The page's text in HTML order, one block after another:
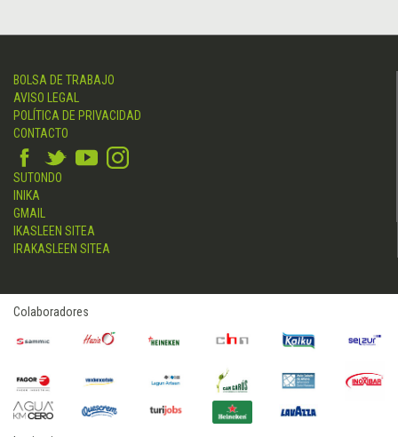
BOLSA DE TRABAJO
AVISO LEGAL
POLÍTICA DE PRIVACIDAD
CONTACTO
SUTONDO
INIKA
GMAIL
IKASLEEN SITEA
IRAKASLEEN SITEA
Colaboradores